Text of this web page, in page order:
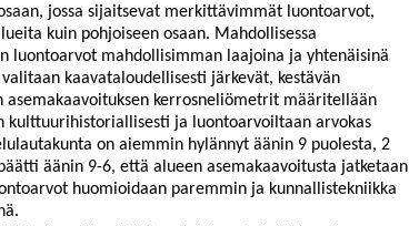
jossa sijaitsevat merkittävimmät luontoarvot,
kuin pohjoiseen osaan. Mahdollisessa
luontoarvot mahdollisimman laajoina ja yhtenäisinä
kaavataloudellisesti järkevät, kestävän
asemakaavoituksen kerrosneliömetrit määritellään
kulttuurihistoriallisesti ja luontoarvoiltaan arvokas
on aiemmin hylännyt äänin 9 puolesta, 2
äänin 9-6, että alueen asemakaavoitusta jatketaan
huomioidaan paremmin ja kunnallistekniikka